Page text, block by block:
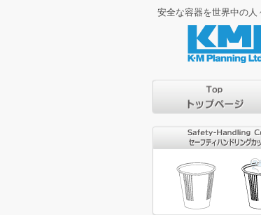
安全な容器を世界中の